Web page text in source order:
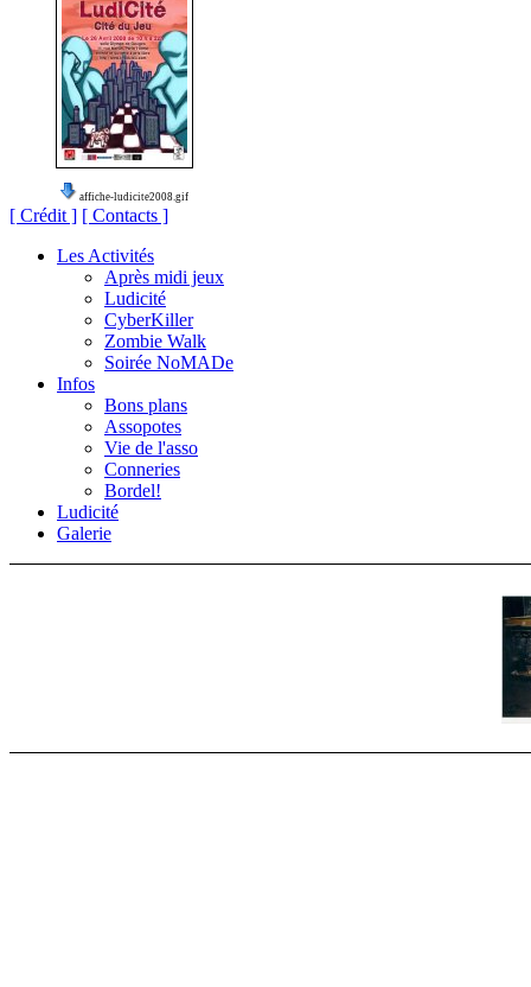
affiche-ludicite2008.gif
[ Crédit ] [ Contacts ]
Les Activités
Après midi jeux
Ludicité
CyberKiller
Zombie Walk
Soirée NoMADe
Infos
Bons plans
Assopotes
Vie de l'asso
Conneries
Bordel!
Ludicité
Galerie